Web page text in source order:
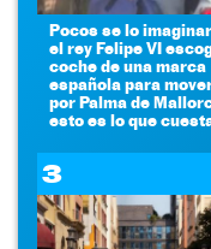
Pocos se lo
el rey Felipe VI
coche de una marca
española para
por Palma de
esto es lo que
3